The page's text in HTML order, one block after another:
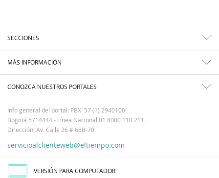
SECCIONES
MÁS INFORMACIÓN
CONOZCA NUESTROS PORTALES
Info general del portal: PBX: 57 (1) 2940100.
Bogotá 5714444 - Línea Nacional 01 8000 110 211.
Dirección: Av. Calle 26 # 68B-70.
servicioalclienteweb@eltiempo.com
VERSIÓN PARA COMPUTADOR